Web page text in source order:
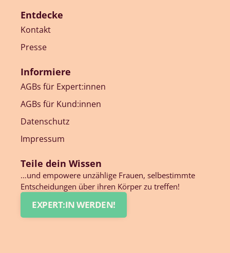
Entdecke
Kontakt
Presse
Informiere
AGBs für Expert:innen
AGBs für Kund:innen
Datenschutz
Impressum
Teile dein Wissen
…und empowere unzählige Frauen, selbestimmte
Entscheidungen über ihren Körper zu treffen!
EXPERT:IN WERDEN!